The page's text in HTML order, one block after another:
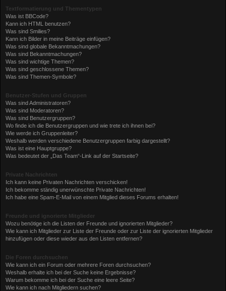
Textformatierung und Thementypen
Was ist BBCode?
Kann ich HTML benutzen?
Was sind Smilies?
Kann ich Bilder in meine Beiträge einfügen?
Was sind globale Bekanntmachungen?
Was sind Bekanntmachungen?
Was sind wichtige Themen?
Was sind geschlossene Themen?
Was sind Themen-Symbole?
Benutzer-Stufen und Gruppen
Was sind Administratoren?
Was sind Moderatoren?
Was sind Benutzergruppen?
Wo finde ich die Benutzergruppen und wie trete ich ihnen bei?
Wie werde ich Gruppenleiter?
Weshalb werden verschiedene Benutzergruppen farbig dargestellt?
Was ist eine Hauptgruppe?
Was bedeutet der „Das Team“-Link auf der Startseite?
Private Nachrichten
Ich kann keine Privaten Nachrichten verschicken!
Ich bekomme ständig unerwünschte Private Nachrichten!
Ich habe eine Spam-E-Mail von einem Mitglied dieses Forums erhalten!
Freunde und ignorierte Mitglieder
Wozu benötige ich die Listen der Freunde und ignorierten Mitglieder?
Wie kann ich Mitglieder zur Liste der Freunde oder zur Liste der ignorierten Mitglieder
hinzufügen oder diese wieder aus den Listen entfernen?
Die Foren durchsuchen
Wie kann ich ein Forum oder mehrere Foren durchsuchen?
Weshalb erhalte ich bei der Suche keine Ergebnisse?
Warum bekomme ich bei der Suche eine leere Seite?
Wie kann ich nach Mitgliedern suchen?